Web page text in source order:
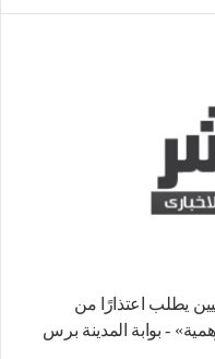
يطلب اعتذارًا من
- بوابة المدينة برس